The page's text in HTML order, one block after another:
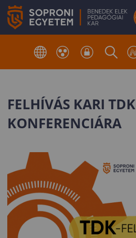
FELHÍVÁS KARI TDK
KONFERENCIÁRA